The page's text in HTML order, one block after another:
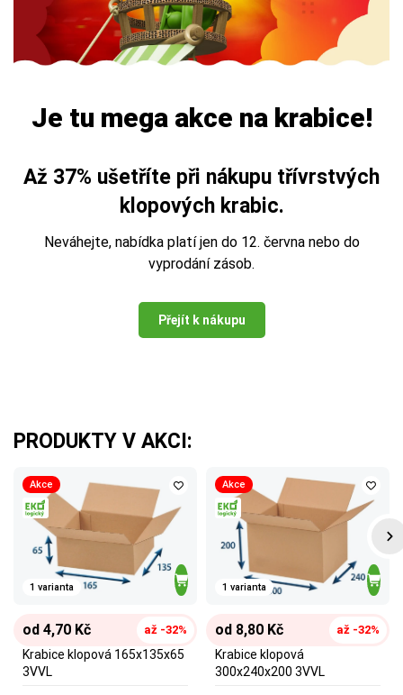
Je tu mega akce na krabice!
Až 37% ušetříte při nákupu třívrstvých
klopových krabic.
Neváhejte, nabídka platí jen do 12. června nebo do
vyprodání zásob.
Přejít k nákupu
PRODUKTY V AKCI:
Akce
1 varianta
od 4,70 Kč až -32%
Krabice klopová 165x135x65
3VVL
Akce
1 varianta
od 8,80 Kč až -32%
Krabice klopová
300x240x200 3VVL